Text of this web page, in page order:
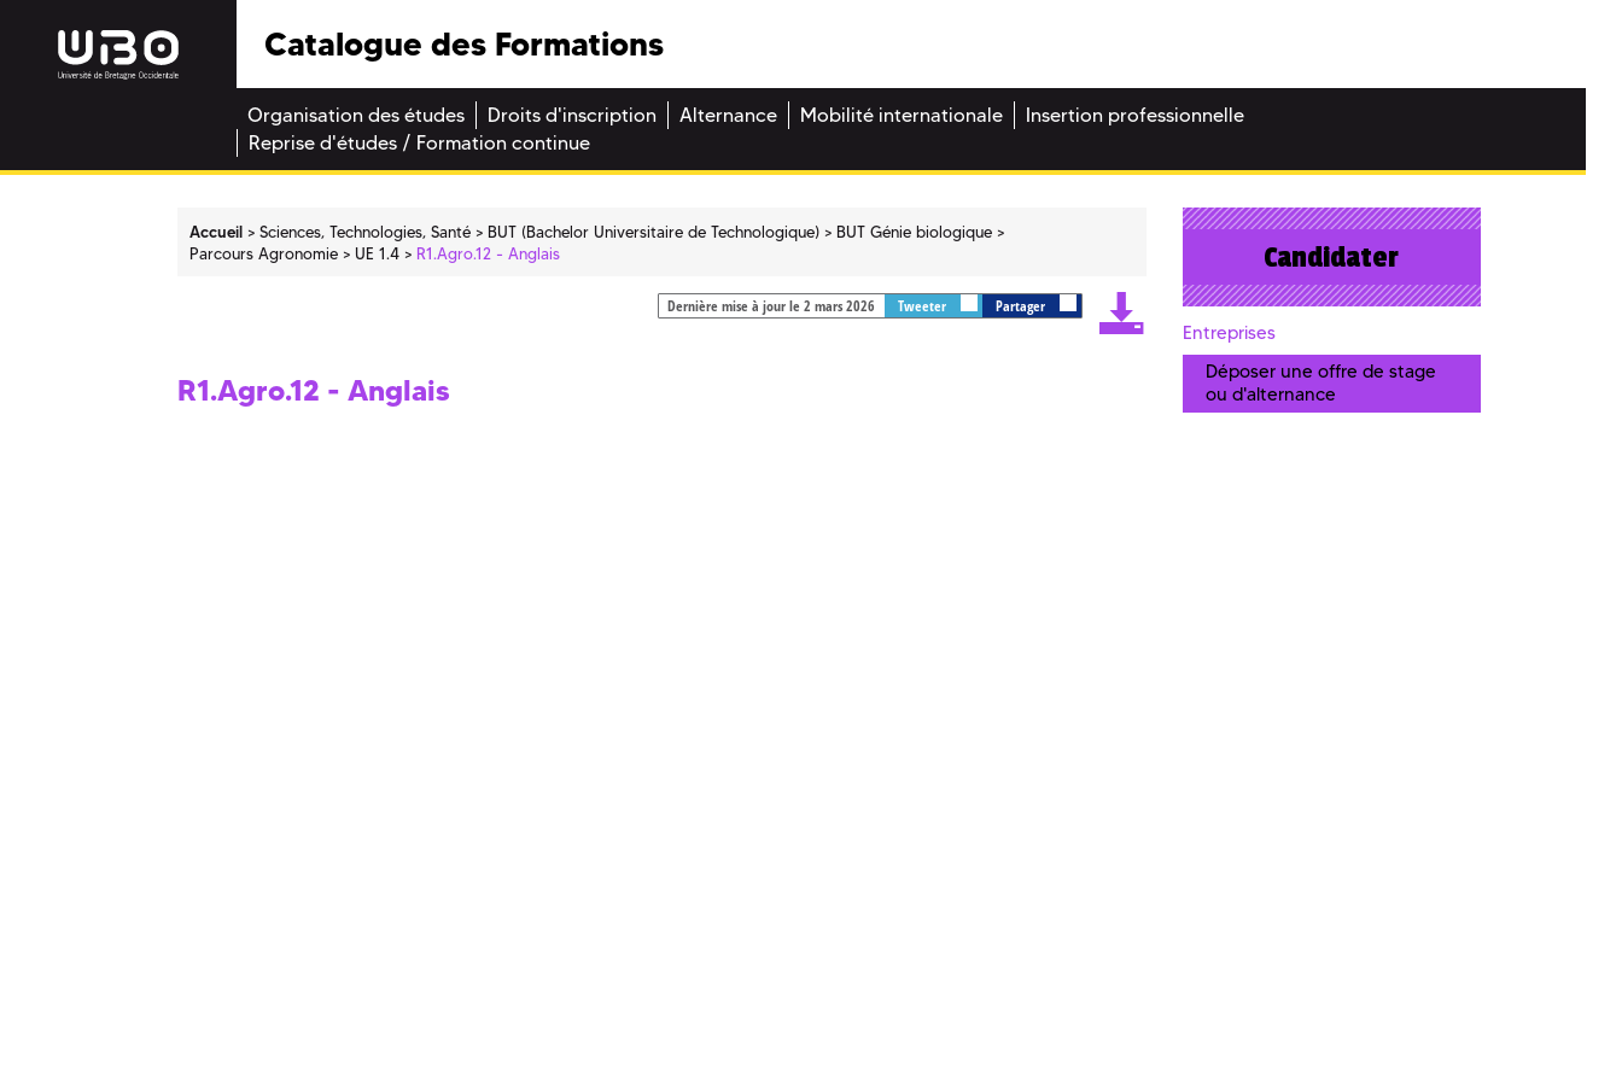
Catalogue des Formations
Organisation des études Droits d'inscription Alternance Mobilité internationale
Insertion professionnelle
Reprise d'études / Formation continue
Accueil Sciences, Technologies, Santé BUT (Bachelor Universitaire de Technologique)
BUT Génie biologique
Parcours Agronomie
UE 1.4 R1.Agro.12 - Anglais
Dernière mise à jour le 2 mars 2026 Tweeter Partager
R1.Agro.12 - Anglais
Candidater
Entreprises
Déposer une offre de stage
ou d'alternance